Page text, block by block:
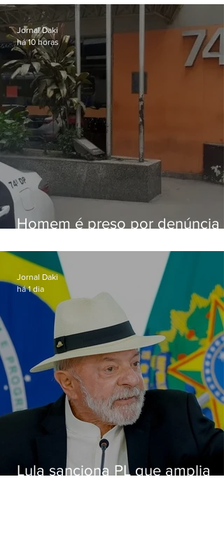
sexta-feira (07)
Homem é preso por denúncia
Alcântara
Jornal Daki
há 10 horas
Lula sanciona PL que amplia
Jornal Daki
há 1 dia